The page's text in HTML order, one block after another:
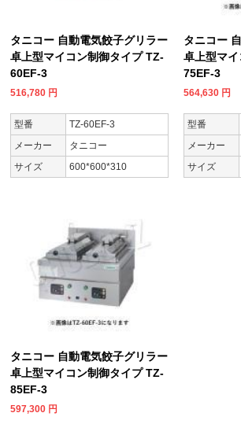
タニコー 自動電気餃子グリラー
卓上型マイコン制御タイプ TZ-
60EF-3
516,780 円
型番
TZ-60EF-3
メーカー
タニコー
サイズ
600*600*310
タニコー
卓上型マ
75EF-3
564,630 円
型番
メーカー
サイズ
タニコー 自動電気餃子グリラー
卓上型マイコン制御タイプ TZ-
85EF-3
597,300 円